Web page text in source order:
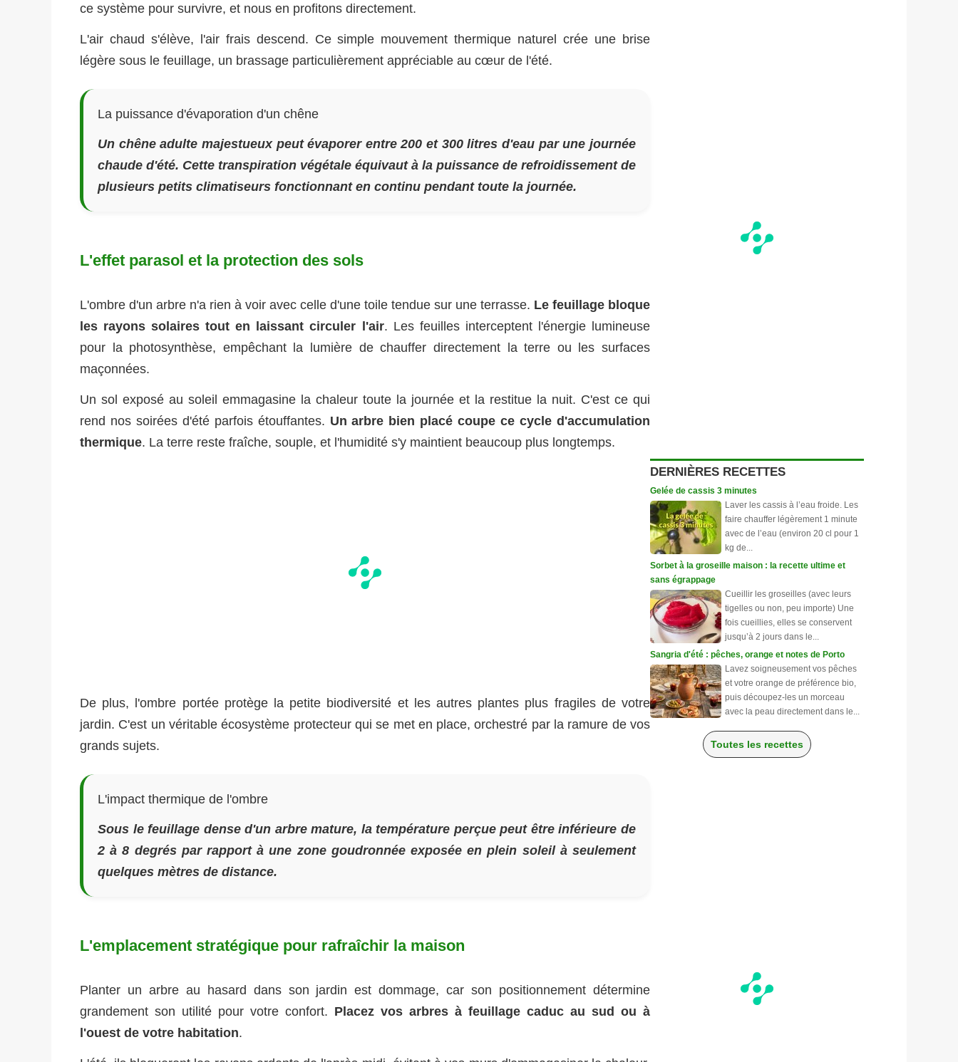
ce système pour survivre, et nous en profitons directement.
L'air chaud s'élève, l'air frais descend. Ce simple mouvement thermique naturel crée une brise
légère sous le feuillage, un brassage particulièrement appréciable au cœur de l'été.
La puissance d'évaporation d'un chêne
Un chêne adulte majestueux peut évaporer entre 200 et 300 litres d'eau par une journée
chaude d'été. Cette transpiration végétale équivaut à la puissance de refroidissement de
plusieurs petits climatiseurs fonctionnant en continu pendant toute la journée.
L'effet parasol et la protection des sols
L'ombre d'un arbre n'a rien à voir avec celle d'une toile tendue sur une terrasse. Le feuillage bloque
les rayons solaires tout en laissant circuler l'air. Les feuilles interceptent l'énergie lumineuse
pour la photosynthèse, empêchant la lumière de chauffer directement la terre ou les surfaces
maçonnées.
Un sol exposé au soleil emmagasine la chaleur toute la journée et la restitue la nuit. C'est ce qui
rend nos soirées d'été parfois étouffantes. Un arbre bien placé coupe ce cycle d'accumulation
thermique. La terre reste fraîche, souple, et l'humidité s'y maintient beaucoup plus longtemps.
De plus, l'ombre portée protège la petite biodiversité et les autres plantes plus fragiles de votre
jardin. C'est un véritable écosystème protecteur qui se met en place, orchestré par la ramure de vos
grands sujets.
L'impact thermique de l'ombre
Sous le feuillage dense d'un arbre mature, la température perçue peut être inférieure de
2 à 8 degrés par rapport à une zone goudronnée exposée en plein soleil à seulement
quelques mètres de distance.
L'emplacement stratégique pour rafraîchir la maison
Planter un arbre au hasard dans son jardin est dommage, car son positionnement détermine
grandement son utilité pour votre confort. Placez vos arbres à feuillage caduc au sud ou à
l'ouest de votre habitation.
DERNIÈRES RECETTES
Gelée de cassis 3 minutes
Laver les cassis à l’eau froide. Les
faire chauffer légèrement 1 minute
avec de l’eau (environ 20 cl pour 1
kg de...
Sorbet à la groseille maison : la recette ultime et
sans égrappage
Cueillir les groseilles (avec leurs
tigelles ou non, peu importe) Une
fois cueillies, elles se conservent
jusqu’à 2 jours dans le...
Sangria d'été : pêches, orange et notes de Porto
Lavez soigneusement vos pêches
et votre orange de préférence bio,
puis découpez-les un morceau
avec la peau directement dans le...
Toutes les recettes